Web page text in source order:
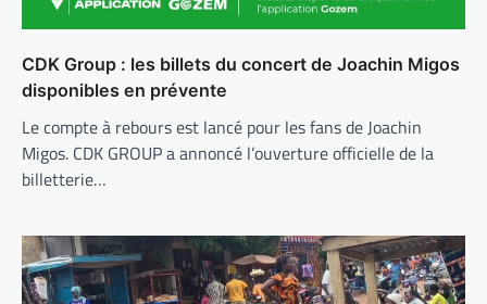
CDK Group : les billets du concert de Joachin Migos
disponibles en prévente
Le compte à rebours est lancé pour les fans de Joachin
Migos. CDK GROUP a annoncé l’ouverture officielle de la
billetterie…